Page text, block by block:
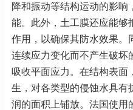
降和振动等结构运动的影响
能。此外，土工膜还应能够
作用，以确保其防水效果。
连续应力变化而不产生破坏
吸收平面应力。在结构表
生，对各类型的侵蚀水具有
润的面积上铺放。法国使用